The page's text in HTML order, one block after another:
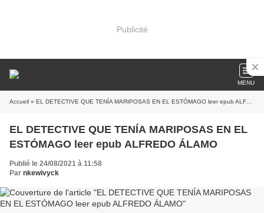
Publicité
MENU
Accueil » EL DETECTIVE QUE TENÍA MARIPOSAS EN EL ESTÓMAGO leer epub ALFREDO ÁLAMO
EL DETECTIVE QUE TENÍA MARIPOSAS EN EL
ESTÓMAGO leer epub ALFREDO ÁLAMO
Publié le 24/08/2021 à 11:58
Par nkewivyck